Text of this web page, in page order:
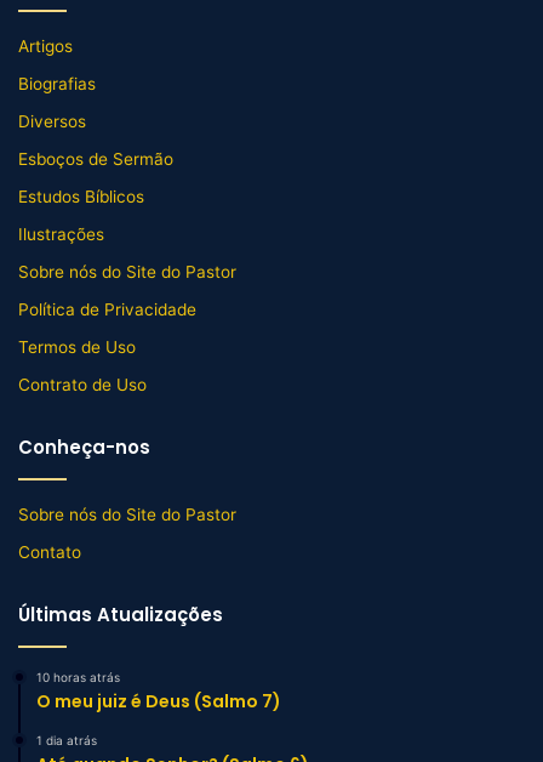
Artigos
Biografias
Diversos
Esboços de Sermão
Estudos Bíblicos
Ilustrações
Sobre nós do Site do Pastor
Política de Privacidade
Termos de Uso
Contrato de Uso
Conheça-nos
Sobre nós do Site do Pastor
Contato
Últimas Atualizações
10 horas atrás
O meu juiz é Deus (Salmo 7)
1 dia atrás